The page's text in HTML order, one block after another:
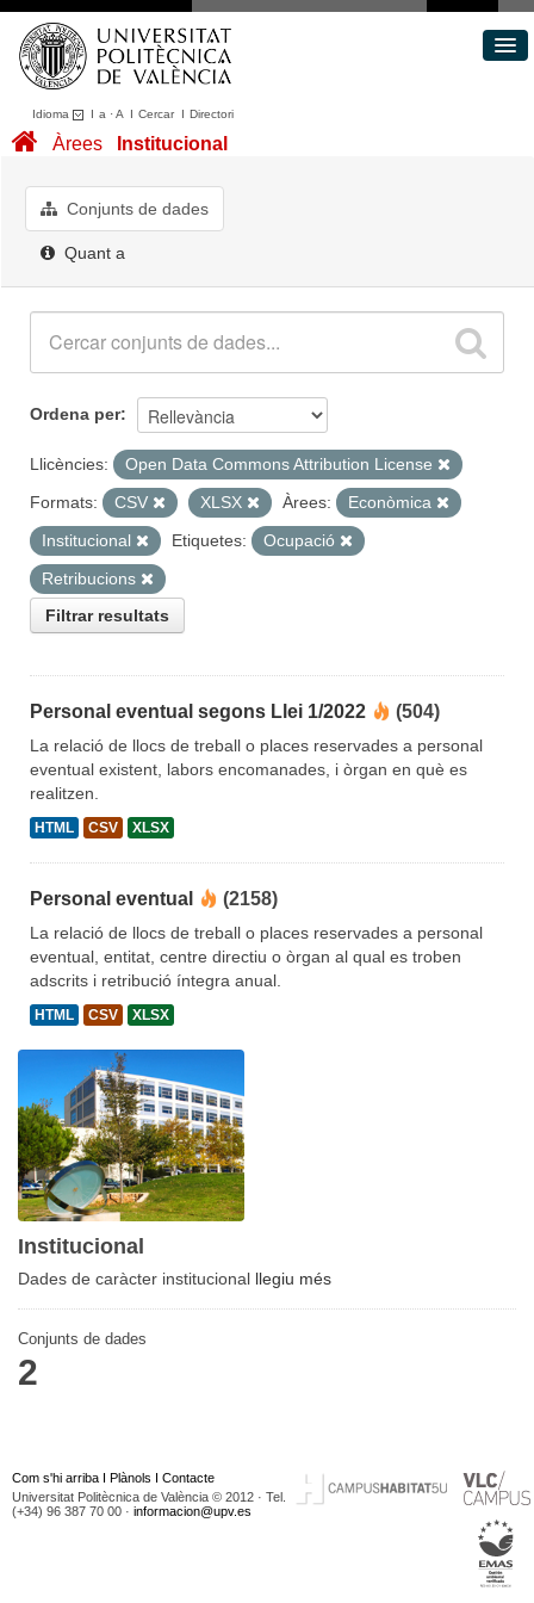
Idioma I a ·A I CercarI Directori
Conjunts de dades
Quant a
Àrees Institucional
Conjunts de dades
Quant a
Ordena per
Llicències:
Open Data Commons Attribution License
Formats:
CSV XLSX Àrees:
Econòmica
Institucional
Etiquetes:
Ocupació
Retribucions
Filtrar resultats
Personal eventual segons Llei 1/2022 (504)
La relació de llocs de treball o places reservades a personal
eventual existent, labors encomanades, i òrgan en què es
realitzen.
HTML CSV XLSX
Personal eventual (2158)
La relació de llocs de treball o places reservades a personal
eventual, entitat, centre directiu o òrgan al qual es troben
adscrits i retribució íntegra anual.
HTML CSV XLSX
Institucional
Dades de caràcter institucional llegiu més
Conjunts de dades
2
Com s'hi arriba I Plànols I Contacte
Universitat Politècnica de València © 2012 · Tel.
(+34) 96 387 70 00 · informacion@upv.es